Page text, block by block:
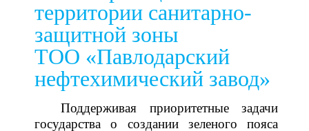
территории санитарно-
защитной зоны
ТОО «Павлодарский
нефтехимический завод»
Поддерживая приоритетные задачи
государства о создании зеленого пояса